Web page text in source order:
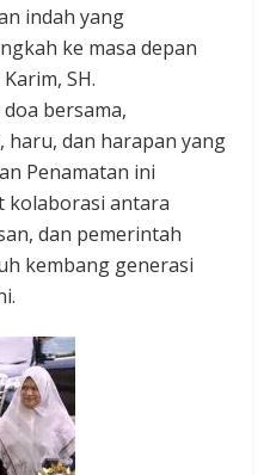
indah yang
ke masa depan
SH.
bersama,
haru, dan harapan yang
Penamatan ini
kolaborasi antara
dan pemerintah
kembang generasi